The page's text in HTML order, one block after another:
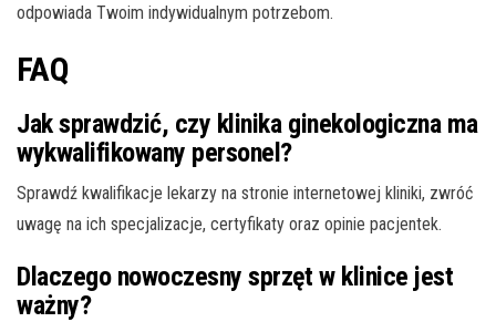
odpowiada Twoim indywidualnym potrzebom.
FAQ
Jak sprawdzić, czy klinika ginekologiczna ma
wykwalifikowany personel?
Sprawdź kwalifikacje lekarzy na stronie internetowej kliniki, zwróć
uwagę na ich specjalizacje, certyfikaty oraz opinie pacjentek.
Dlaczego nowoczesny sprzęt w klinice jest
ważny?